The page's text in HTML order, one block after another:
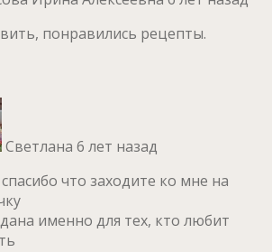
понравились рецепты.
Светлана 6 лет назад
что заходите ко мне на
именно для тех, кто любит